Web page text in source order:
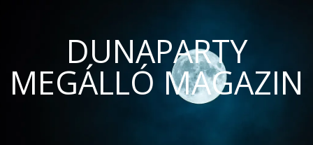
DUNAPARTY
MEGÁLLÓ MAGAZIN